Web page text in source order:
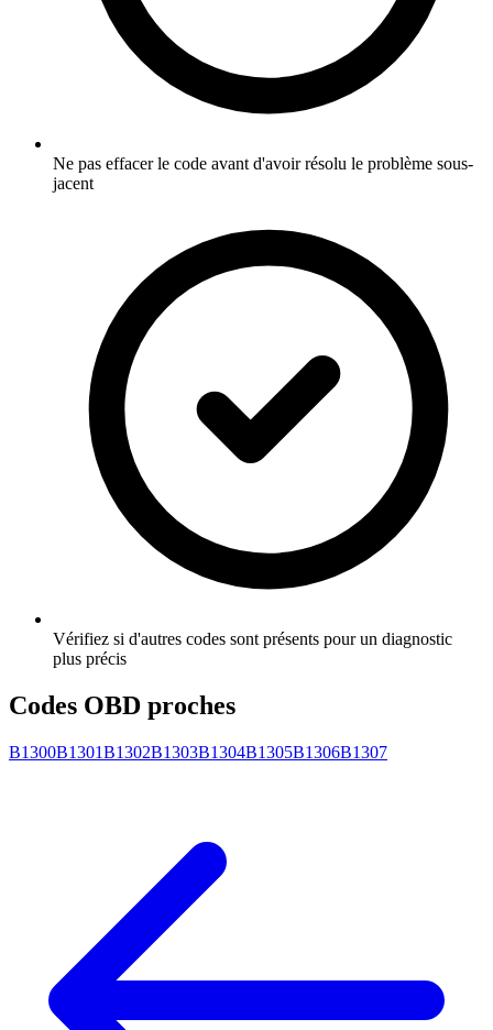
Ne pas effacer le code avant d'avoir résolu le problème sous-
jacent
Vérifiez si d'autres codes sont présents pour un diagnostic
plus précis
Codes OBD proches
B1300B1301B1302B1303B1304B1305B1306B1307